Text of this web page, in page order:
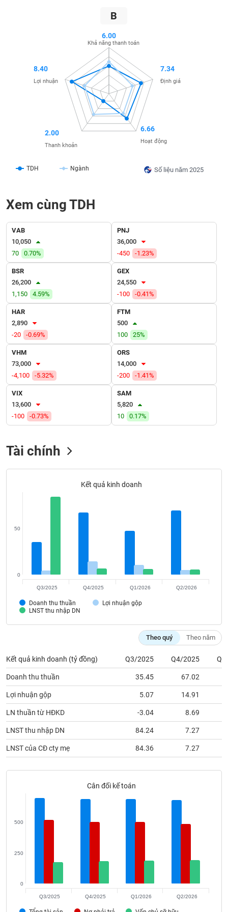
B
Số liệu năm 2025
TDH Ngành
6.00
Khả năng thanh toán
7.34
Định giá
6.66
Hoạt động
2.00
Thanh khoản
8.40
Lợi nhuận
Xem cùng TDH
VAB
10,050
70
0.70%
PNJ
36,000
-450
-1.23%
BSR
26,200
1,150
4.59%
GEX
24,550
-100
-0.41%
HAR
2,890
-20
-0.69%
FTM
500
100
25%
VHM
73,000
-4,100
-5.32%
ORS
14,000
-200
-1.41%
VIX
13,600
-100
-0.73%
SAM
5,820
10
0.17%
Tài chính
Kết quả kinh doanh
Doanh thu thuần
Lợi nhuận gộp
LNST thu nhập DN
0
50
Q3/2025 Q4/2025 Q1/2026 Q2/2026
Theo quý Theo năm
Kết quả kinh doanh (tỷ đồng) Q3/2025 Q4/2025
Doanh thu thuần 35.45 67.02
Lợi nhuận gộp 5.07 14.91
LN thuần từ HĐKD -3.04 8.69
LNST thu nhập DN 84.24 7.27
LNST của CĐ cty mẹ 84.36 7.27
Cân đối kế toán
0
250
500
Q3/2025 Q4/2025 Q1/2026 Q2/2026
CHÍNH
TIN
DỊCH
VỤ
TRUYỀN
THÔNG
TIỆN
ÍCH
BẤT
ĐỘNG
SẢN
Mã
chứng
đạo
Bài
viết
của
tác
cáo
phân
tích
(-)
ngữ
(-)